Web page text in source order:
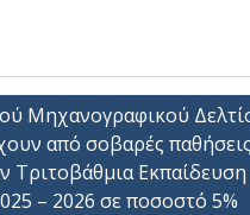
Μηχανογραφικού
από σοβαρές παθήσεις
Τριτοβάθμια Εκπαίδευση
– 2026 σε ποσοστό 5%